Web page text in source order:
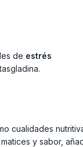
de estrés
cualidades
y sabor,